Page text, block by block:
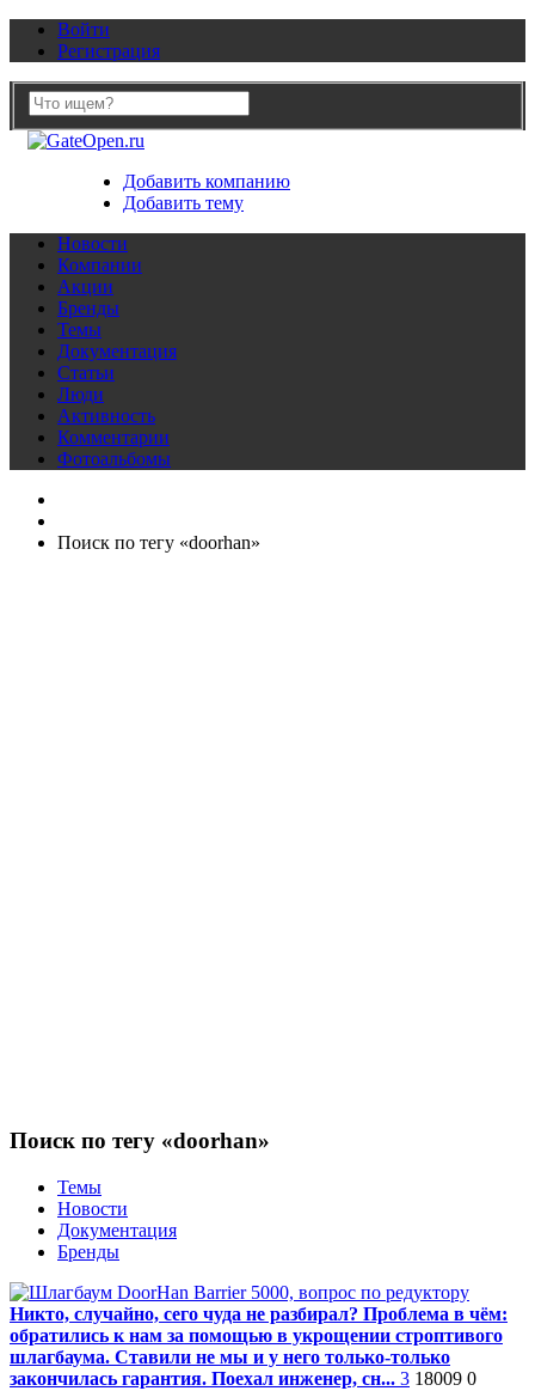
Войти
Регистрация
Добавить компанию
Добавить тему
Новости
Компании
Акции
Бренды
Темы
Документация
Статьи
Люди
Активность
Комментарии
Фотоальбомы
Поиск по тегу «doorhan»
Поиск по тегу «doorhan»
Темы
Новости
Документация
Бренды
Никто, случайно, сего чуда не разбирал? Проблема в чём:
обратились к нам за помощью в укрощении строптивого
шлагбаума. Ставили не мы и у него только-только
закончилась гарантия. Поехал инженер, сн... 3 18009 0